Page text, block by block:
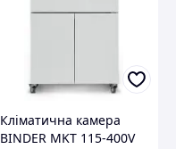
Кліматична камера
BINDER MKT 115-400V